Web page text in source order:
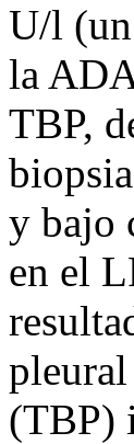
U/l
la
TBP,
y bajo
en el
(TBP)